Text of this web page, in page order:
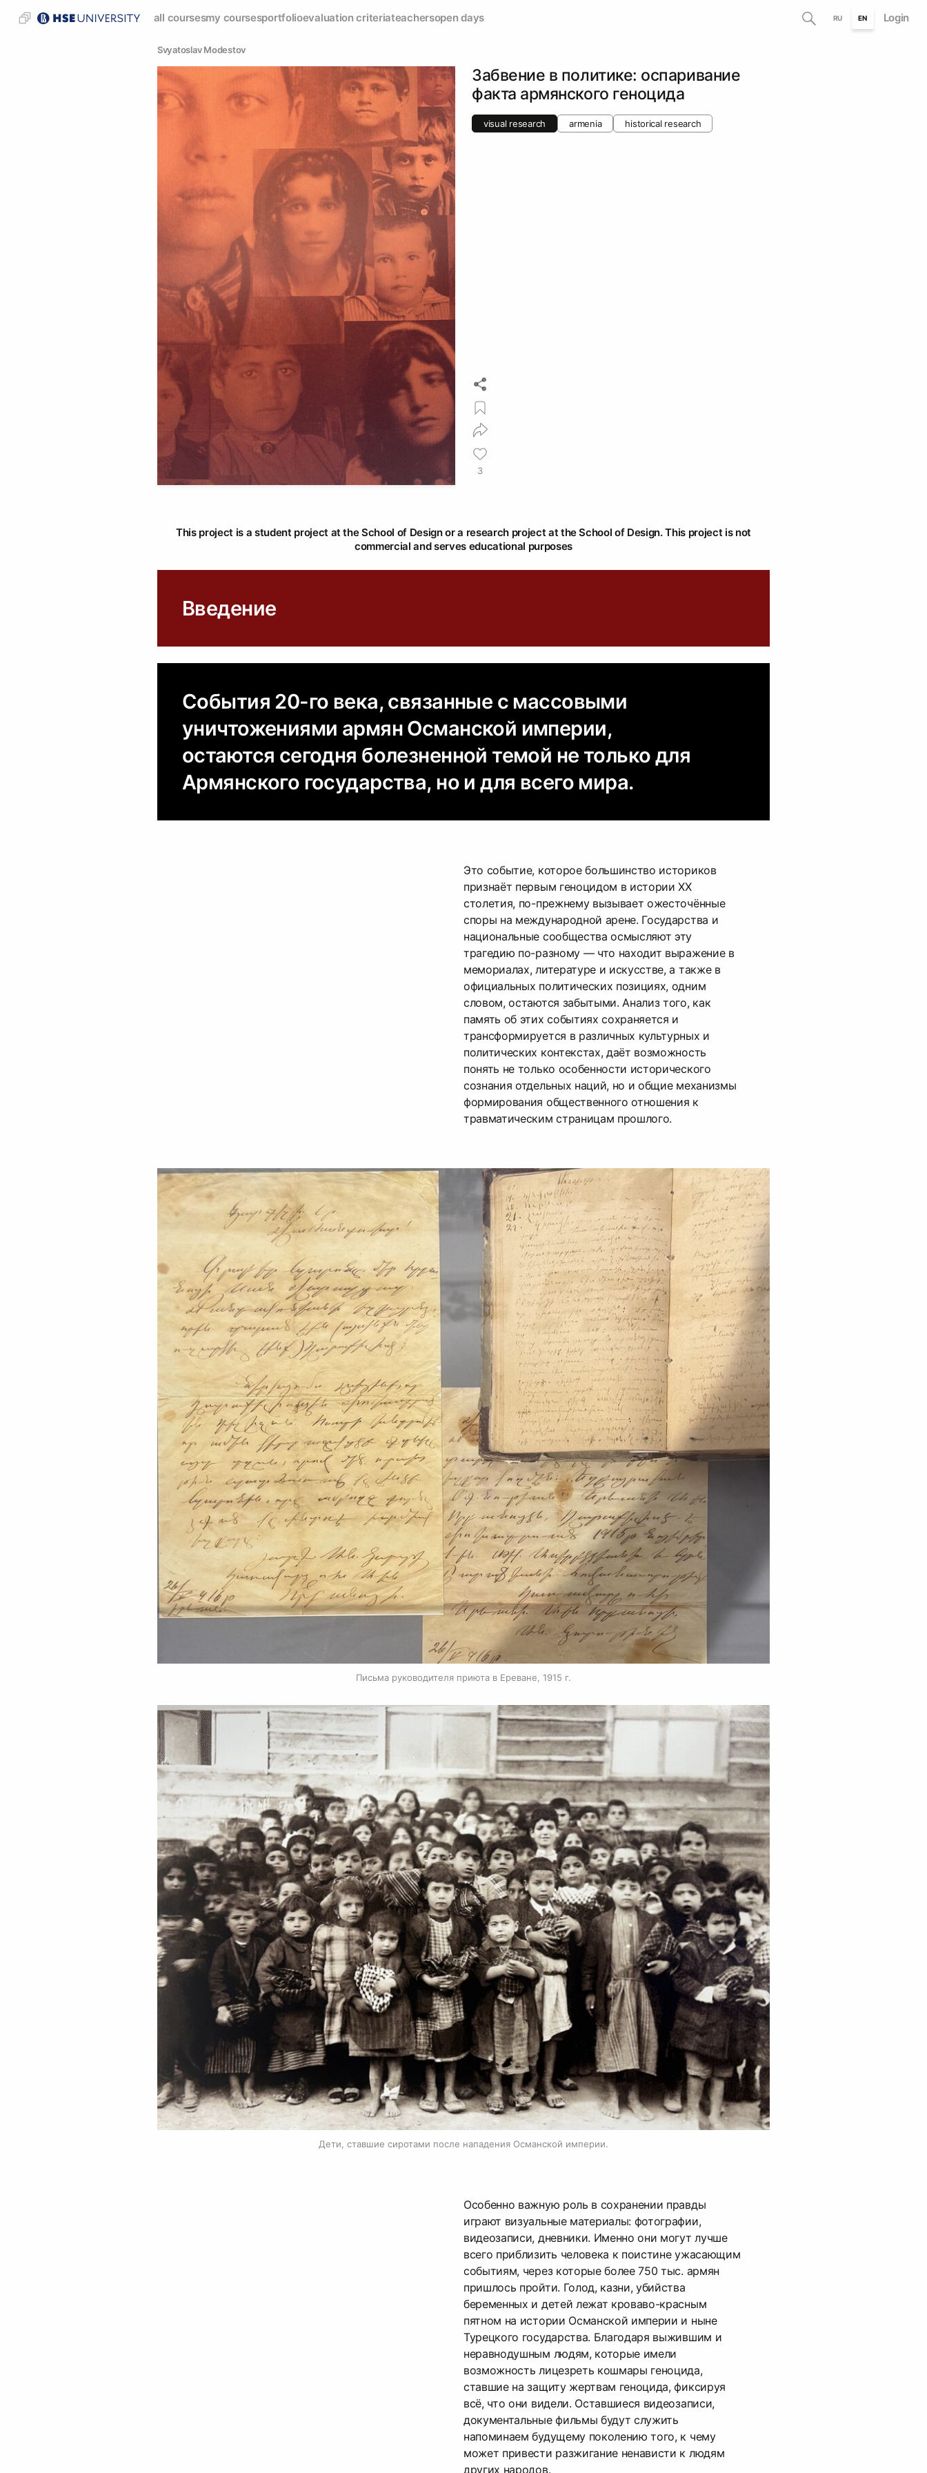
all coursesmy coursesportfolioevaluation criteriateachersopen days RU EN Login
Svyatoslav Modestov
Забвение в политике: оспаривание
факта армянского геноцида
visual research armenia historical research
3
This project is a student project at the School of Design or a research project at the School of Design. This project is not
commercial and serves educational purposes
Введение
События 20-го века, связанные с массовыми
уничтожениями армян Османской империи,
остаются сегодня болезненной темой не только для
Армянского государства, но и для всего мира.
Это событие, которое большинство историков
признаёт первым геноцидом в истории XX
столетия, по-прежнему вызывает ожесточённые
споры на международной арене. Государства и
национальные сообщества осмысляют эту
трагедию по-разному — что находит выражение в
мемориалах, литературе и искусстве, а также в
официальных политических позициях, одним
словом, остаются забытыми. Анализ того, как
память об этих событиях сохраняется и
трансформируется в различных культурных и
политических контекстах, даёт возможность
понять не только особенности исторического
сознания отдельных наций, но и общие механизмы
формирования общественного отношения к
травматическим страницам прошлого.
Письма руководителя приюта в Ереване, 1915 г.
Дети, ставшие сиротами после нападения Османской империи.
Особенно важную роль в сохранении правды
играют визуальные материалы: фотографии,
видеозаписи, дневники. Именно они могут лучше
всего приблизить человека к поистине ужасающим
событиям, через которые более 750 тыc. армян
пришлось пройти. Голод, казни, убийства
беременных и детей лежат кроваво-красным
пятном на истории Османской империи и ныне
Турецкого государства. Благодаря выжившим и
неравнодушным людям, которые имели
возможность лицезреть кошмары геноцида,
ставшие на защиту жертвам геноцида, фиксируя
всё, что они видели. Оставшиеся видеозаписи,
документальные фильмы будут служить
напоминаем будущему поколению того, к чему
может привести разжигание ненависти к людям
других народов.